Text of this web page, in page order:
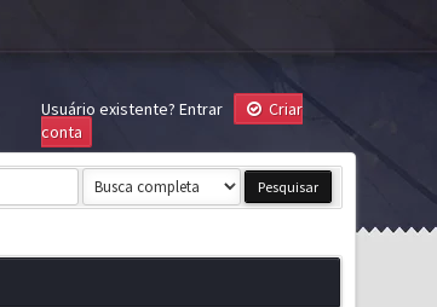
Usuário existente? Entrar
Criar
conta